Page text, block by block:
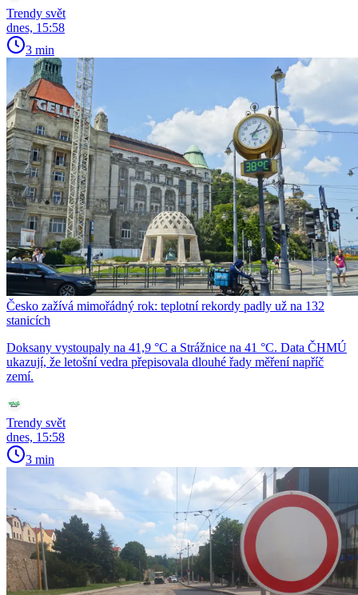
Trendy svět
dnes, 15:58
3 min
Česko zažívá mimořádný rok: teplotní rekordy padly už na 132
stanicích
Doksany vystoupaly na 41,9 °C a Strážnice na 41 °C. Data ČHMÚ
ukazují, že letošní vedra přepisovala dlouhé řady měření napříč
zemí.
Trendy svět
dnes, 15:58
3 min